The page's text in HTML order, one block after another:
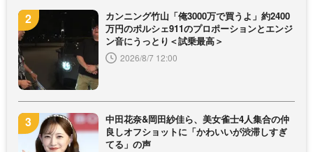
カンニング竹山「俺3000万で買うよ」約2400
万円のポルシェ911のプロポーションとエンジ
ン音にうっとり＜試乗最高＞
2026/8/7 12:00
中田花奈&岡田紗佳ら、美女雀士4人集合の仲
良しオフショットに「かわいいが渋滞しすぎ
てる」の声